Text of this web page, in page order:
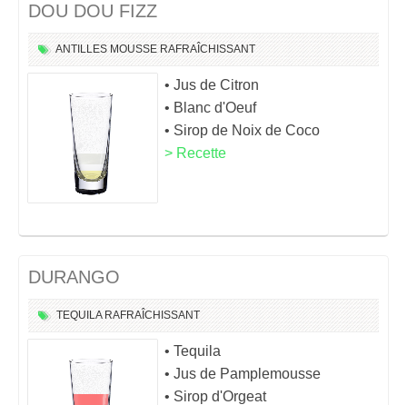
DOU DOU FIZZ
ANTILLES MOUSSE RAFRAÎCHISSANT
• Jus de Citron
• Blanc d'Oeuf
• Sirop de Noix de Coco
> Recette
DURANGO
TEQUILA RAFRAÎCHISSANT
• Tequila
• Jus de Pamplemousse
• Sirop d'Orgeat